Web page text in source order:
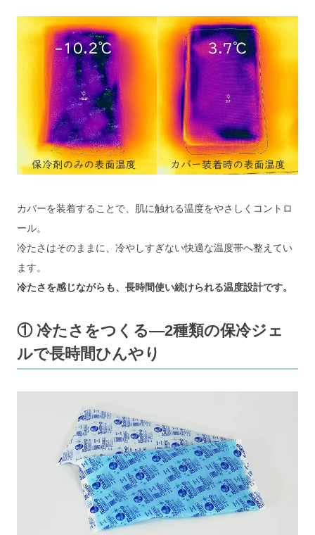
カバーを装着することで、肌に触れる温度をやさしくコントロ
ール。
冷たさはそのままに、冷やしすぎない快適な温度帯へ整えてい
ます。
冷たさを感じながらも、長時間使い続けられる温度設計です。
① 冷たさをつくる―2種類の保冷ジェ
ルで長時間ひんやり